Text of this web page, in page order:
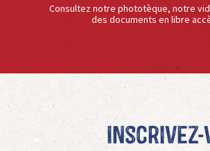
Consultez notre phototèque, notre
des documents en libre